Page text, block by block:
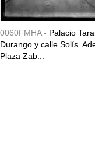
0060FMHA - Palacio
Durango y calle Solís.
Plaza Zab...